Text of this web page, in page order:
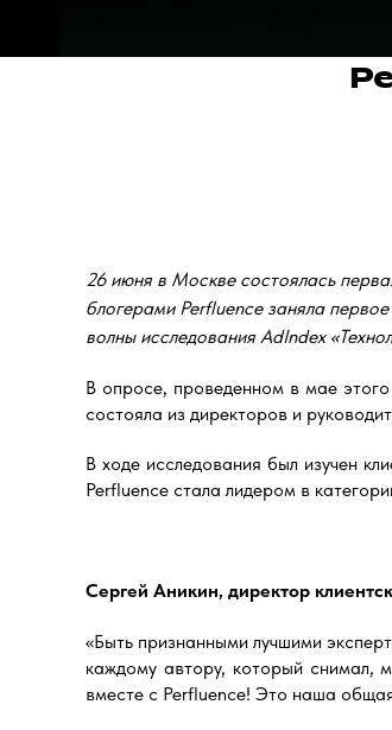
26 июня в Москве состоялась
блогерами Perfluence заняла
волны исследования AdIndex
В опросе, проведенном в мае
состояла из директоров и
В ходе исследования был изучен
Perfluence стала лидером в
Сергей Аникин, директор
«Быть признанными лучшими
каждому автору, который снимал,
вместе с Perfluence! Это наша